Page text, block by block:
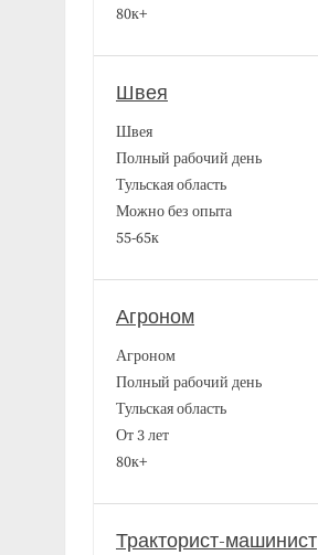
80к+
Швея
Швея
Полный рабочий день
Тульская область
Можно без опыта
55-65к
Агроном
Агроном
Полный рабочий день
Тульская область
От 3 лет
80к+
Тракторист-машинист